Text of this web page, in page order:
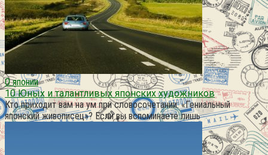
О японии
10 Юных и талантливых японских художников
Кто приходит вам на ум при словосочетании: «Гениальный
японский живописец»? Если вы вспоминаете лишь